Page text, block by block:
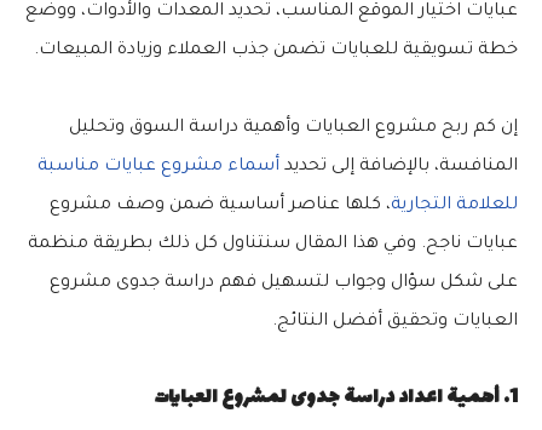
عبايات اختيار الموقع المناسب، تحديد المعدات والأدوات، ووضع
خطة تسويقية للعبايات تضمن جذب العملاء وزيادة المبيعات.
إن كم ربح مشروع العبايات وأهمية دراسة السوق وتحليل
المنافسة، بالإضافة إلى تحديد أسماء مشروع عبايات مناسبة
للعلامة التجارية، كلها عناصر أساسية ضمن وصف مشروع
عبايات ناجح. وفي هذا المقال سنتناول كل ذلك بطريقة منظمة
على شكل سؤال وجواب لتسهيل فهم دراسة جدوى مشروع
العبايات وتحقيق أفضل النتائج.
1. أهمية اعداد دراسة جدوى لمشروع العبايات